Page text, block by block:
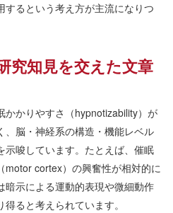
するという考え方が主流になりつ
知見を交えた文章
かかりやすさ（hypnotizability）が
、脳・神経系の構造・機能レベル
示唆しています。たとえば、催眠
motor cortex）の興奮性が相対的に
暗示による運動的表現や微細動作
ると考えられています。